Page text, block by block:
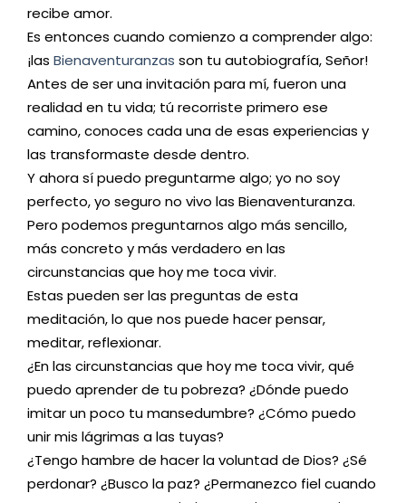
recibe amor.
Es entonces cuando comienzo a comprender algo:
¡las Bienaventuranzas son tu autobiografía, Señor!
Antes de ser una invitación para mí, fueron una
realidad en tu vida; tú recorriste primero ese
camino, conoces cada una de esas experiencias y
las transformaste desde dentro.
Y ahora sí puedo preguntarme algo; yo no soy
perfecto, yo seguro no vivo las Bienaventuranza.
Pero podemos preguntarnos algo más sencillo,
más concreto y más verdadero en las
circunstancias que hoy me toca vivir.
Estas pueden ser las preguntas de esta
meditación, lo que nos puede hacer pensar,
meditar, reflexionar.
¿En las circunstancias que hoy me toca vivir, qué
puedo aprender de tu pobreza? ¿Dónde puedo
imitar un poco tu mansedumbre? ¿Cómo puedo
unir mis lágrimas a las tuyas?
¿Tengo hambre de hacer la voluntad de Dios? ¿Sé
perdonar? ¿Busco la paz? ¿Permanezco fiel cuando